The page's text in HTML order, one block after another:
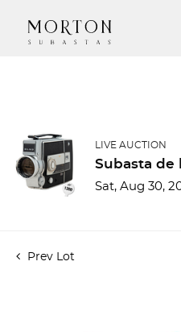
LIVE AUCTION
Subasta de
Sat, Aug 30,
Prev Lot